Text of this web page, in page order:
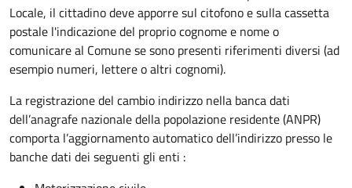
Locale, il cittadino deve apporre sul citofono e sulla cassetta
postale l'indicazione del proprio cognome e nome o
comunicare al Comune se sono presenti riferimenti diversi (ad
esempio numeri, lettere o altri cognomi).
La registrazione del cambio indirizzo nella banca dati
dell’anagrafe nazionale della popolazione residente (ANPR)
comporta l’aggiornamento automatico dell’indirizzo presso le
banche dati dei seguenti gli enti :